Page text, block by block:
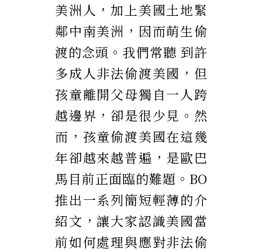
美洲人，加上美國土地緊
鄰中南美洲，因而萌生偷
渡的念頭。我們常聽 到許
多成人非法偷渡美國，但
孩童離開父母獨自一人跨
越邊界，卻是很少見。然
而，孩童偷渡美國在這幾
年卻越來越普遍，是歐巴
馬目前正面臨的難題。BO
推出一系列簡短輕薄的介
紹文，讓大家認識美國當
前如何處理與應對非法偷